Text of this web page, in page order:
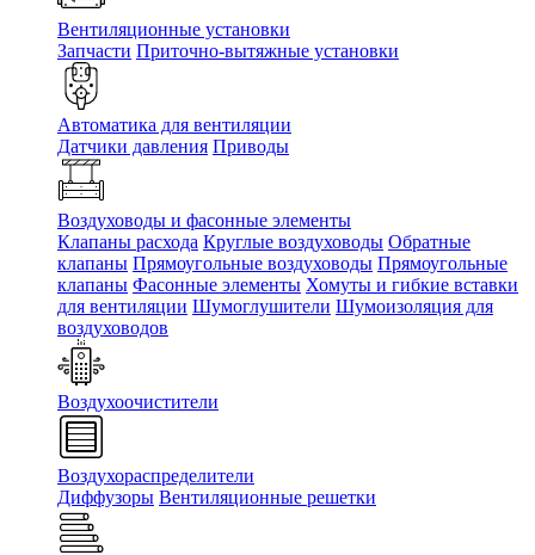
Вентиляционные установки
Запчасти Приточно-вытяжные установки
Автоматика для вентиляции
Датчики давления Приводы
Воздуховоды и фасонные элементы
Клапаны расхода Круглые воздуховоды Обратные
клапаны Прямоугольные воздуховоды Прямоугольные
клапаны Фасонные элементы Хомуты и гибкие вставки
для вентиляции Шумоглушители Шумоизоляция для
воздуховодов
Воздухоочистители
Воздухораспределители
Диффузоры Вентиляционные решетки